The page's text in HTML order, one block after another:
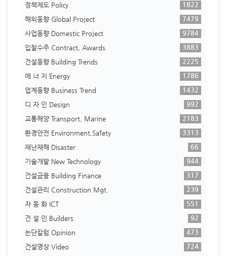
정책제도 Policy
1822
해외동향 Global Project
7479
사업동향 Domestic Project
9784
입찰수주 Contract, Awards
3883
건설동향 Building Trends
2225
에 너 지 Energy
1786
업계동향 Business Trend
1432
디 자 인 Design
992
교통해양 Transport, Marine
2183
환경안전 Environment,Safety
3313
재난재해 Disaster
66
기술개발 New Technology
944
건설금융 Building Finance
317
건설관리 Construction Mgt.
239
자 동 화 ICT
551
건 설 인 Builders
92
논단칼럼 Opinion
473
건설영상 Video
724